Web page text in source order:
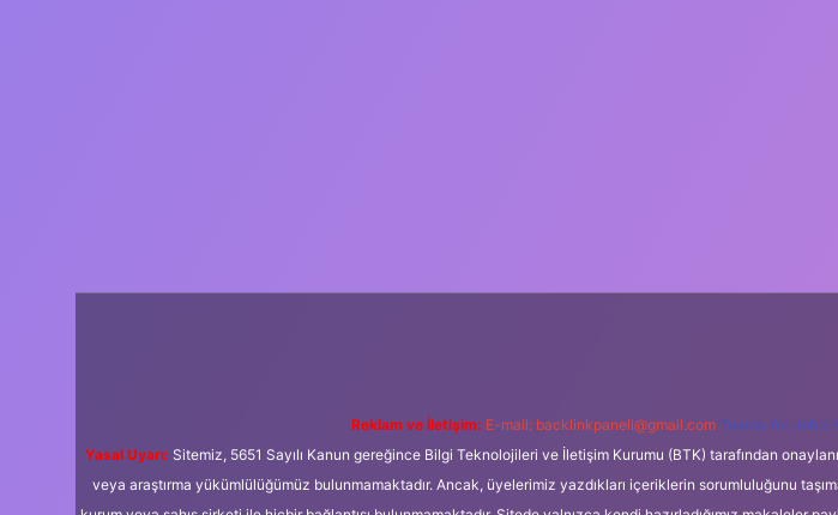
Reklam ve İletişim: E-mail: backlinkpaneli@gmail.com Teams:
Yasal Uyarı: Sitemiz, 5651 Sayılı Kanun gereğince Bilgi Teknolojileri ve İletişim Kurumu (BTK) tarafından
veya araştırma yükümlülüğümüz bulunmamaktadır. Ancak, üyelerimiz yazdıkları içeriklerin sorumluluğunu